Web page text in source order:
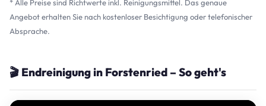
* Alle Preise sind Richtwerte inkl. Reinigungsmittel. Das genaue
Angebot erhalten Sie nach kostenloser Besichtigung oder telefonischer
Absprache.
🎬 Endreinigung in Forstenried – So geht's